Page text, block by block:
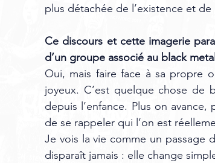
plus détachée de l’existence et
Ce discours et cette imagerie
d’un groupe associé au black
Oui, mais faire face à sa propre
joyeux. C’est quelque chose de
depuis l’enfance. Plus on
de se rappeler qui l’on est
Je vois la vie comme un passage
disparaît jamais : elle change